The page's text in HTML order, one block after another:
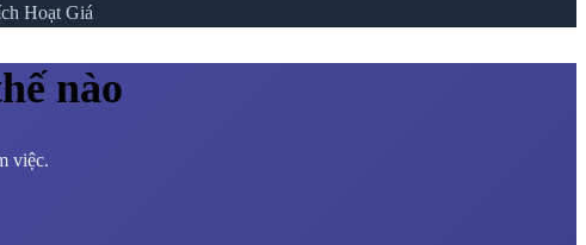
Hoạt Giá
nào
việc.